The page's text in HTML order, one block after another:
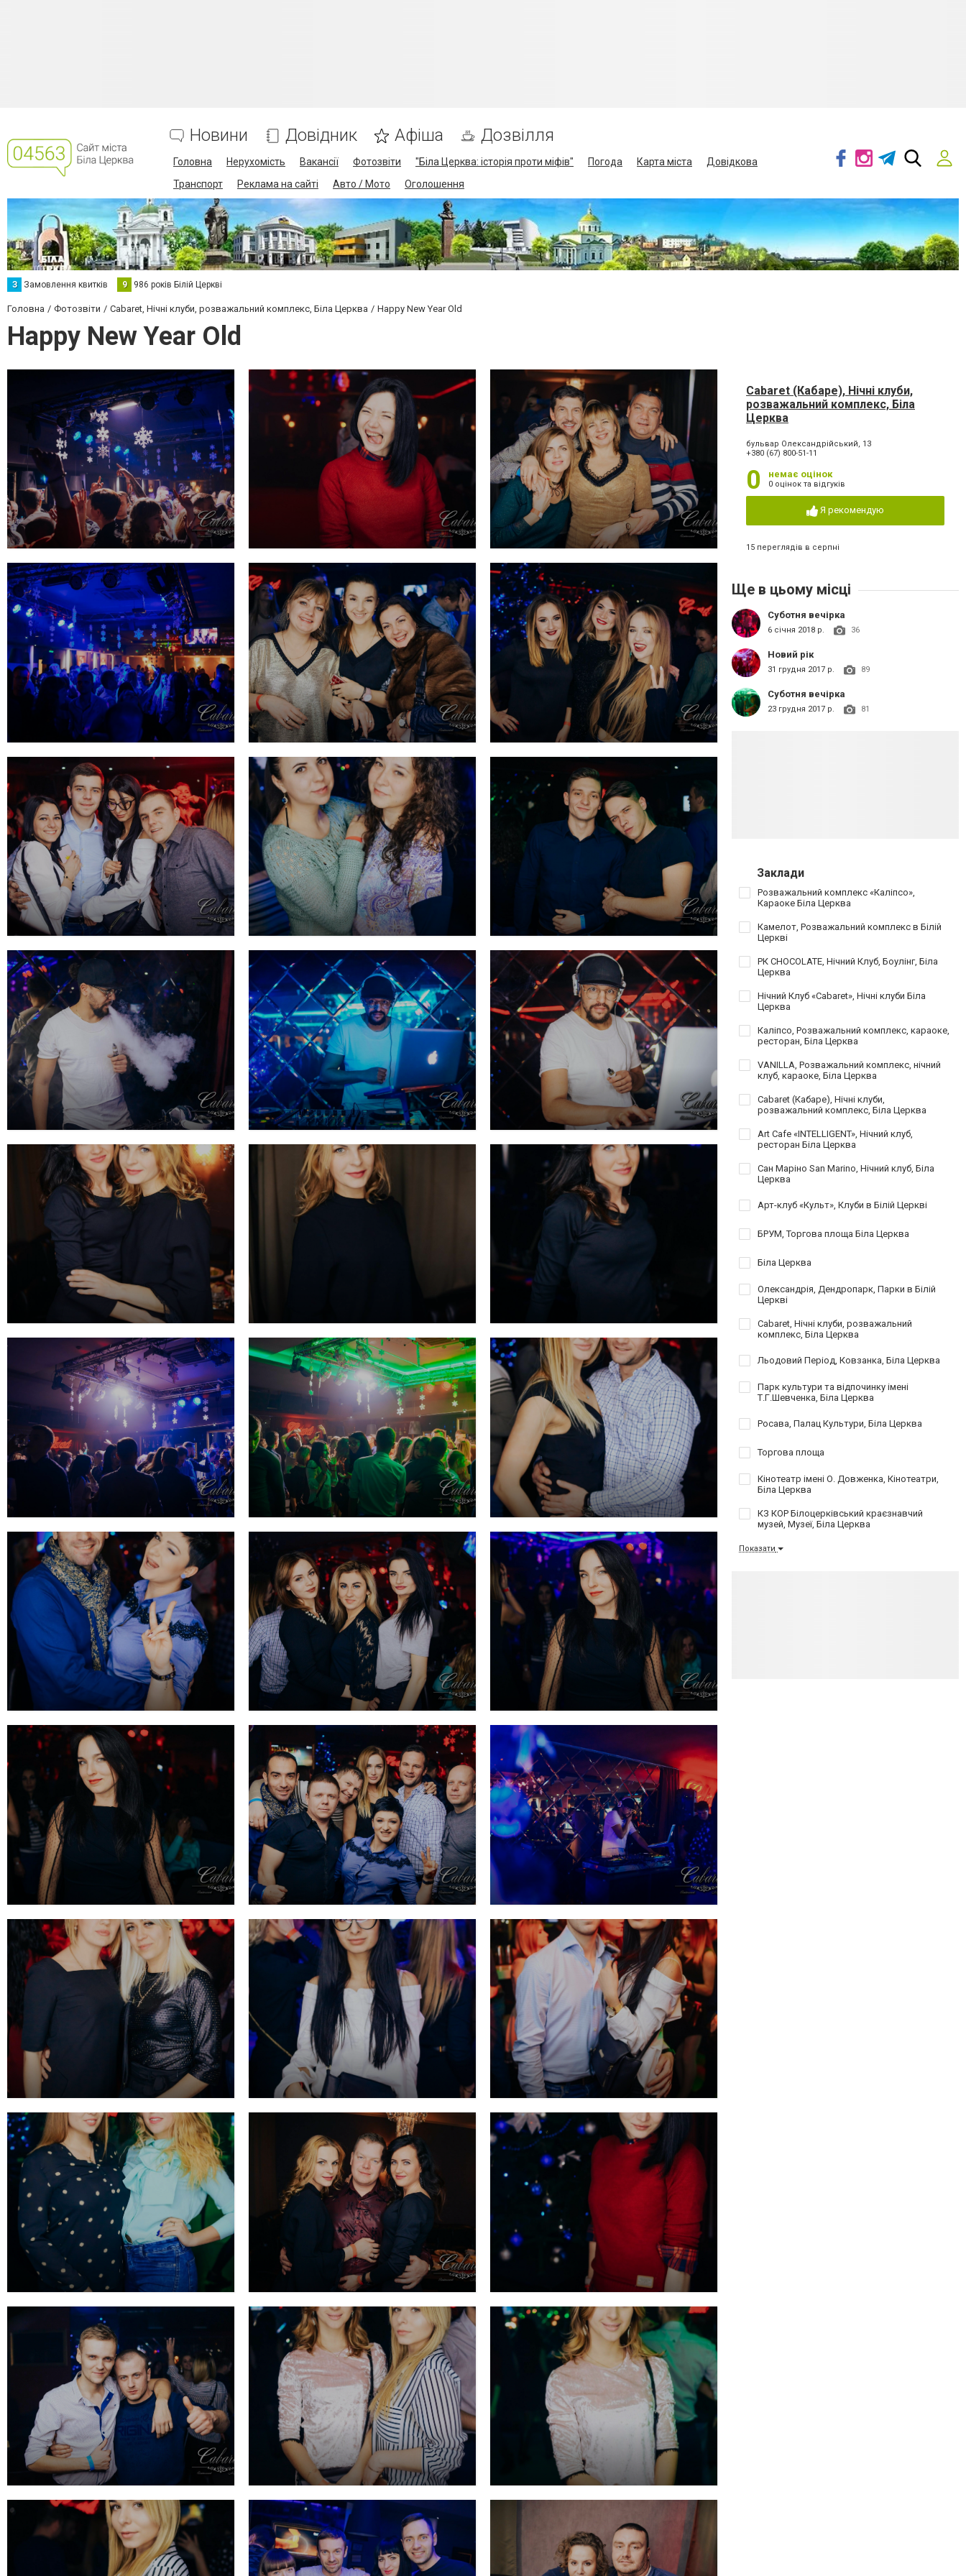
Новини Довідник Афіша Дозвілля
Головна Нерухомість Вакансії Фотозвіти "Біла Церква: історія проти міфів" Погода Карта міста
Довідкова
Транспорт
Реклама на сайті Авто / Мото Оголошення
З Замовлення квитків 9 986 років Білій Церкві
Головна Фотозвіти Cabaret, Нічні клуби, розважальний комплекс, Біла Церква Happy New Year Old
Happy New Year Old
Cabaret (Кабаре), Нічні клуби,
розважальний комплекс, Біла
Церква
бульвар Олександрійський, 13
+380 (67) 800-51-11
0 немає оцінок
0 оцінок та відгуків
Я рекомендую
15 переглядів в серпні
Ще в цьому місці
Суботня вечірка
6 січня 2018 р. 36
Новий рік
31 грудня 2017 р. 89
Суботня вечірка
23 грудня 2017 р. 81
Заклади
Розважальний комплекс «Каліпсо»,
Караоке Біла Церква
Камелот, Розважальний комплекс в Білій
Церкві
РК CHOCOLATE, Нічний Клуб, Боулінг, Біла
Церква
Нічний Клуб «Cabaret», Нічні клуби Біла
Церква
Каліпсо, Розважальний комплекс, караоке,
ресторан, Біла Церква
VANILLA, Розважальний комплекс, нічний
клуб, караоке, Біла Церква
Cabaret (Кабаре), Нічні клуби,
розважальний комплекс, Біла Церква
Art Cafe «INTELLIGENT», Нічний клуб,
ресторан Біла Церква
Сан Маріно San Marino, Нічний клуб, Біла
Церква
Арт-клуб «Культ», Клуби в Білій Церкві
БРУМ, Торгова площа Біла Церква
Біла Церква
Олександрія, Дендропарк, Парки в Білій
Церкві
Cabaret, Нічні клуби, розважальний
комплекс, Біла Церква
Льодовий Період, Ковзанка, Біла Церква
Парк культури та відпочинку імені
Т.Г.Шевченка, Біла Церква
Росава, Палац Культури, Біла Церква
Торгова площа
Кінотеатр імені О. Довженка, Кінотеатри,
Біла Церква
КЗ КОР Білоцерківський краєзнавчий
музей, Музеї, Біла Церква
Показати